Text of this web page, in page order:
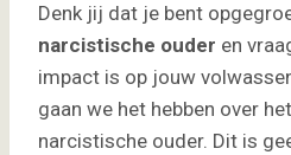
Denk jij dat je bent
narcistische ouder en
impact is op jouw
gaan we het hebben over
narcistische ouder. Dit is